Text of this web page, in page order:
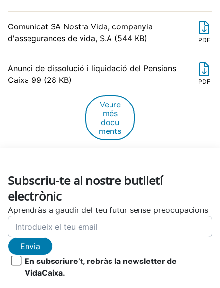
Comunicat SA Nostra Vida, companyia
d'assegurances de vida, S.A (544 KB)
PDF
Anunci de dissolució i liquidació del Pensions
Caixa 99 (28 KB)
PDF
Veure
més
docu
ments
Subscriu-te al nostre butlletí
electrònic
Aprendràs a gaudir del teu futur sense preocupacions
Envia
En subscriure’t, rebràs la newsletter de
VidaCaixa.